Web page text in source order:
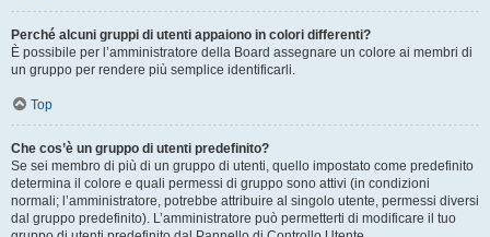
Perché alcuni gruppi di utenti appaiono in colori differenti?
È possibile per l’amministratore della Board assegnare un colore ai membri di
un gruppo per rendere più semplice identificarli.
Top
Che cos’è un gruppo di utenti predefinito?
Se sei membro di più di un gruppo di utenti, quello impostato come predefinito
determina il colore e quali permessi di gruppo sono attivi (in condizioni
normali; l’amministratore, potrebbe attribuire al singolo utente, permessi diversi
dal gruppo predefinito). L’amministratore può permetterti di modificare il tuo